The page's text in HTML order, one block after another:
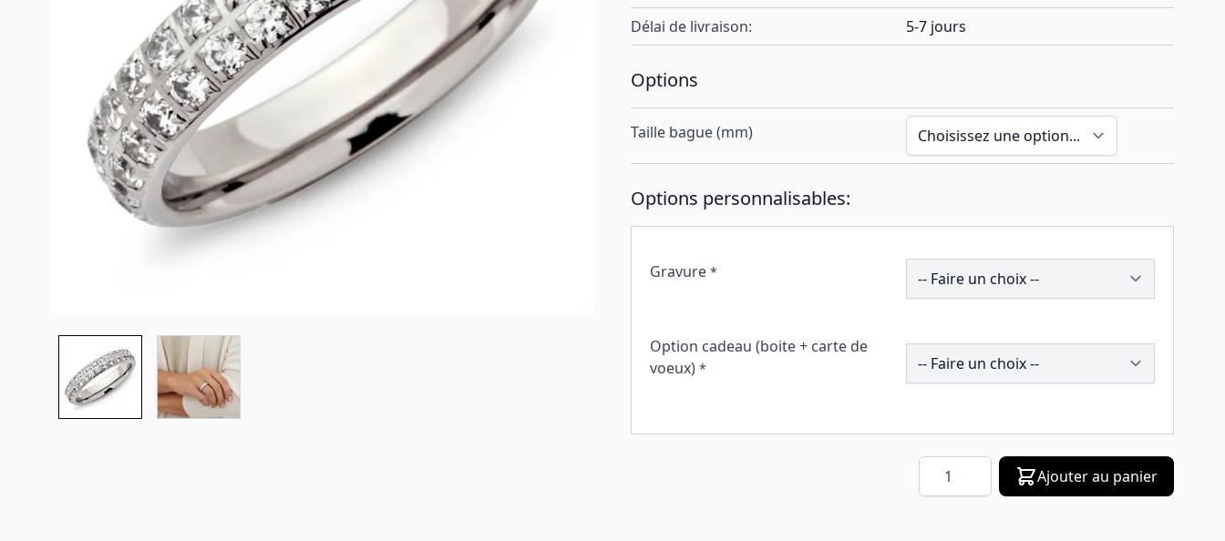
Délai de livraison:
5-7 jours
Options
Taille bague (mm)
Options personnalisables:
Gravure * 194015
Option cadeau (boite + carte de
voeux) *
258525
Quantité Ajouter au panier